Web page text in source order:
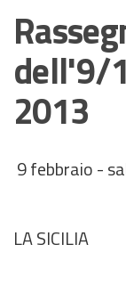
dell'9/
2013
9 febbraio -
LA SICILIA